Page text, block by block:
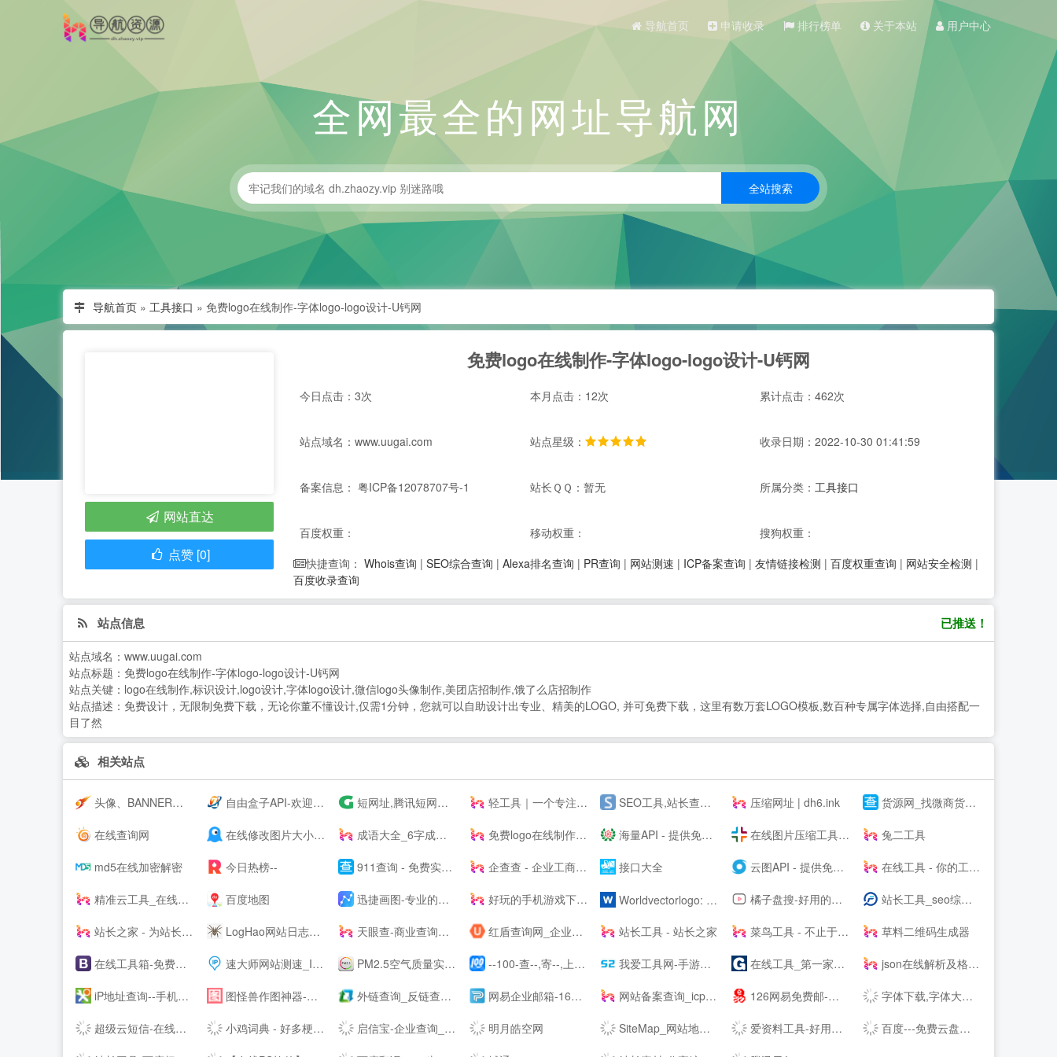
导航首页 申请收录 排行榜单 关于本站 用户中心
全网最全的网址导航网
导航首页 » 工具接口 » 免费logo在线制作-字体logo-logo设计-U钙网
免费logo在线制作-字体logo-logo设计-U钙网
今日点击：3次 本月点击：12次 累计点击：462次
站点域名：www.uugai.com 站点星级： 收录日期：2022-10-30 01:41:59
备案信息： 粤ICP备12078707号-1 站长ＱＱ：暂无 所属分类：工具接口
百度权重： 移动权重： 搜狗权重：
快捷查询： Whois查询 | SEO综合查询 | Alexa排名查询 | PR查询 | 网站测速 | ICP备案查询 | 友情链接检测 | 百度权重查询 | 网站安全检测 |
百度收录查询
网站直达
点赞 [0]
站点信息 已推送！
站点域名： www.uugai.com
站点标题： 免费logo在线制作-字体logo-logo设计-U钙网
站点关键： logo在线制作,标识设计,logo设计,字体logo设计,微信logo头像制作,美团店招制作,饿了么店招制作
站点描述： 免费设计，无限制免费下载，无论你董不懂设计,仅需1分钟，您就可以自助设计出专业、精美的LOGO, 并可免费下载，这里有数万套LOGO模板,数百种专属字体选择,自由搭配一
目了然
相关站点
头像、BANNER、LOGO在线制作设计生成 - 朝夕网 自由盒子API-欢迎免费对接接口 短网址,腾讯短网址生成,sc.qq.com短链接,小米短网址,搜狗短网址,抖音域名防封,百度短链接,微信域名防封,腾讯绿标域名检测,,抖音域名检测,网址缩短_奇灵短网址 - 腾讯短网址,抖音域名检测,小米短网址,搜狗短网址,腾讯绿标域名检测,百度短网址,百度短链接,新浪短网址,绿标短网址,微信短网址,微信域名检测,sc.qq.com短链接,抖音防封短链 轻工具｜一个专注收集分享优质免费资源的导航 SEO工具,站长查询工具-助力SEO优化-搜外SEO工具大全 压缩网址 | dh6.ink 货源网_找微商货源_微信微商代理加盟_厂家一手货源发布平台
在线查询网 在线修改图片大小尺寸；免费抠图照片处理工具 - 改图神器 成语大全_6字成语_成语接龙查询_词云成语网 免费logo在线制作-字体logo-logo设计-U钙网 海量API - 提供免费接口调用平台 在线图片压缩工具(jpg、jpeg、png、gif、webp、tiff)无损压缩90%-压缩图 兔二工具
md5在线加密解密 今日热榜-- 911查询 - 免费实用查询工具大全网站 企查查 - 企业工商信息查询系统_查企业_查老板_查风险就上企查查! 接口大全 云图API - 提供免费接口调用平台-免费API数据接口调用服务平台 在线工具 - 你的工具箱
精准云工具_在线工具大全 百度地图 迅捷画图-专业的在线作图网站,在线画思维导图、流程图 好玩的手机游戏下载-免费安卓软件下载 - 阳光下载站 Worldvectorlogo: Brand logos free to download 橘子盘搜-好用的影视资源搜索引擎 站长工具_seo综合查询工具_批量查询分析工具_枫树seo网
站长之家 - 为站长提供常用站长工具 webmaster--.cn LogHao网站日志在线分析工具_拉格好百度蜘蛛(baiduspider)在线分析-www.LogHao.cn站长工具 天眼查-商业查询平台_企业信息查询_公司查询_工商查询_企业信用信息系统 红盾查询网_企业工商信息查询系统 站长工具 - 站长之家 菜鸟工具 - 不止于工具 草料二维码生成器
在线工具箱-免费实用工具大全-工具狗 速大师网站测速_IP地址归属地查询-免费IP查询API接口 PM2.5空气质量实时查询 - 911查询 --100-查--,寄--,上--100 我爱工具网-手游排行榜2021前十名推荐平台|热门手机软件app应用下载 在线工具_第一家纯在线免安装的工具网站【免费使用】- 工具123 json在线解析及格式化_pcjson工具在线
iP地址查询--手机号码查询归属地 | 邮政编码查询 | iP地址归属地查询 | 身份证号码验证在线查询网 图怪兽作图神器-在线图片编辑器-PS图片制作-搞定平面设计不求人 外链查询_反链查询结果 - 爱站网 网易企业邮箱-163企业邮箱申请购买中心 网站备案查询_icp备案查询_域名备案查询--查ICP备案网 126网易免费邮-你的专业电子邮局 字体下载,字体大全,免费字体下载,在线字体|字客网
超级云短信-在线短信接收-Receive --S 小鸡词典 - 好多梗啊！ 启信宝-企业查询_企业信用信息平台 明月皓空网 SiteMap_网站地图_站点地图_制作工具_在线生成_生成工具_生成器_网页爬虫_天气预报_天气API - 爱帮助！ 爱资料工具-好用的在线工具箱 百度---免费云盘丨文件共享软件丨超大容量丨存储安全